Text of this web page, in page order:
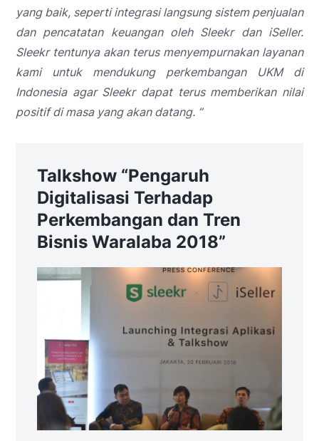
yang baik, seperti integrasi langsung sistem penjualan
dan pencatatan keuangan oleh Sleekr dan iSeller.
Sleekr tentunya akan terus menyempurnakan layanan
kami untuk mendukung perkembangan UKM di
Indonesia agar Sleekr dapat terus memberikan nilai
positif di masa yang akan datang. ”
Talkshow “Pengaruh
Digitalisasi Terhadap
Perkembangan dan Tren
Bisnis Waralaba 2018”